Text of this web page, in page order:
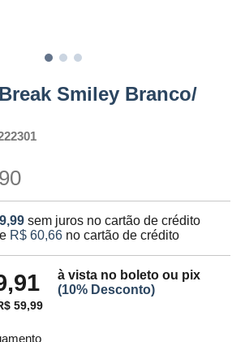
Smiley Branco/
sem juros no cartão de crédito
R$ 60,66no cartão de crédito
à vista no boleto ou pix
(10% Desconto)
59,99